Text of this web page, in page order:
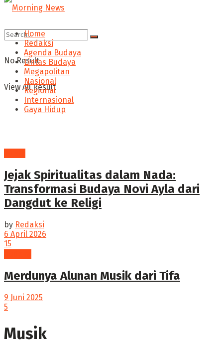
No Result
View All Result
Home
Redaksi
Agenda Budaya
Lintas Budaya
Megapolitan
Nasional
Regional
Internasional
Gaya Hidup
Jejak Spiritualitas dalam Nada:
Transformasi Budaya Novi Ayla dari
Dangdut ke Religi
by Redaksi
6 April 2026
15
Merdunya Alunan Musik dari Tifa
9 Juni 2025
5
Musik